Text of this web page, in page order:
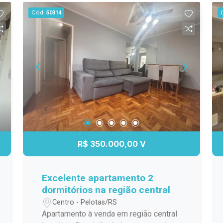
clientes, fornecedores e colaboradores.
Localização: Situada no bairro Areal, em
Pelotas, o imóvel está instalado no
tradicional endereço onde funcionava a
antiga Ferragem Iguatemi. Vale ainda
destacar o acesso facilitado às
avenidas Ildefonso Simões Lopes e
São Francisco de Paula, além de estar
em uma via asfaltada e com alto fluxo
de movimentação, incluindo linha de
ônibus passando em frente ao local,
proporcionando ótima exposição para
empresas e facilitando a logística de
Descrição do imóvel: O imóvel conta
com uma estrutura ampla e adaptável,
permitindo diferentes configurações de
layout conforme a necessidade da
Cód. 50314
R$ 350.000,00 V
Excelente apartamento 2
dormitórios na região central
Centro - Pelotas/RS
Apartamento à venda em região central